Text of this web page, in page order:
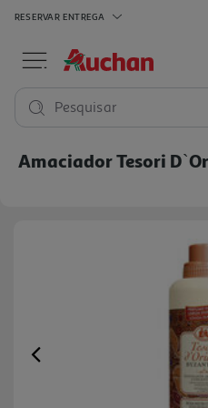
RESERVAR ENTREGA
Pesquisar
Amaciador Tesori
Previous